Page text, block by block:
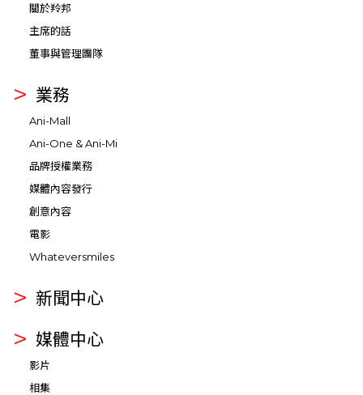
關於羚邦
主席的話
董事與管理團隊
業務
Ani-Mall
Ani-One & Ani-Mi
品牌授權業務
媒體內容發行
創意內容
電影
Whateversmiles
新聞中心
媒體中心
影片
相集